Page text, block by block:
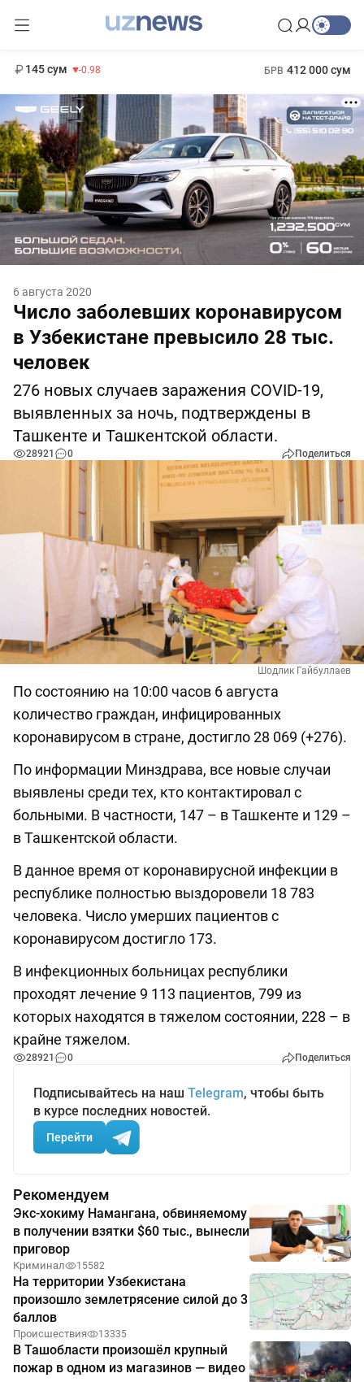
145 сум -0.98 БРВ 412 000 сум
6 августа 2020
Число заболевших коронавирусом
в Узбекистане превысило 28 тыс.
человек
276 новых случаев заражения COVID-19,
выявленных за ночь, подтверждены в
Ташкенте и Ташкентской области.
28921 0 Поделиться
Шодлик Гайбуллаев
По состоянию на 10:00 часов 6 августа
количество граждан, инфицированных
коронавирусом в стране, достигло 28 069 (+276).
По информации Минздрава, все новые случаи
выявлены среди тех, кто контактировал с
больными. В частности, 147 – в Ташкенте и 129 –
в Ташкентской области.
В данное время от коронавирусной инфекции в
республике полностью выздоровели 18 783
человека. Число умерших пациентов с
коронавирусом достигло 173.
В инфекционных больницах республики
проходят лечение 9 113 пациентов, 799 из
которых находятся в тяжелом состоянии, 228 – в
крайне тяжелом.
28921 0 Поделиться
Подписывайтесь на наш Telegram, чтобы быть
в курсе последних новостей.
Перейти
Рекомендуем
Экс-хокиму Намангана, обвиняемому
в получении взятки $60 тыс., вынесли
приговор
Криминал 15582
На территории Узбекистана
произошло землетрясение силой до 3
баллов
Происшествия 13335
В Ташобласти произошёл крупный
пожар в одном из магазинов — видео